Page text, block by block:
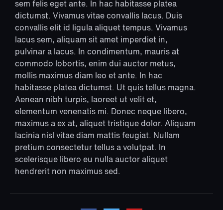
sem felis eget ante. In hac habitasse platea
dictumst. Vivamus vitae convallis lacus. Duis
convallis elit id ligula aliquet tempus. Vivamus
lacus sem, aliquam sit amet imperdiet in,
pulvinar a lacus. In condimentum, mauris at
commodo lobortis, enim dui auctor metus,
mollis maximus diam leo et ante. In hac
habitasse platea dictumst. Ut quis tellus magna.
Aenean nibh turpis, laoreet ut velit et,
elementum venenatis mi. Donec neque libero,
maximus a ex at, aliquet tristique dolor. Aliquam
lacinia nisl vitae diam mattis feugiat. Nullam
pretium consectetur tellus a volutpat. In
scelerisque libero eu nulla auctor aliquet
hendrerit non maximus sed.